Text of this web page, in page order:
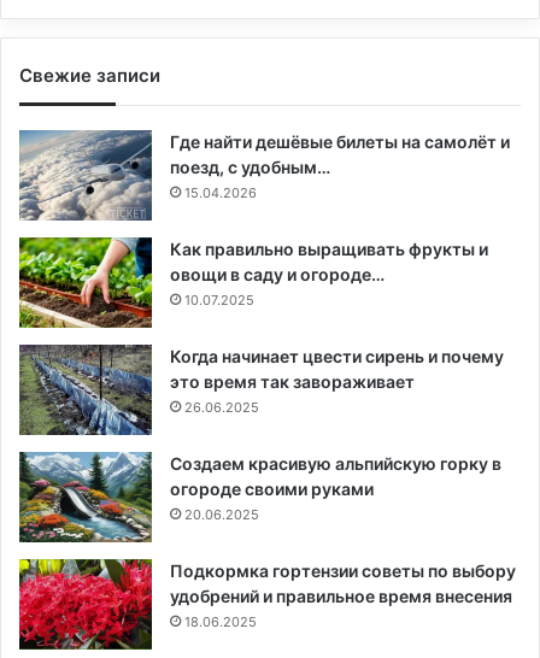
Свежие записи
Где найти дешёвые билеты на самолёт и
поезд, с удобным…
15.04.2026
Как правильно выращивать фрукты и
овощи в саду и огороде…
10.07.2025
Когда начинает цвести сирень и почему
это время так завораживает
26.06.2025
Создаем красивую альпийскую горку в
огороде своими руками
20.06.2025
Подкормка гортензии советы по выбору
удобрений и правильное время внесения
18.06.2025